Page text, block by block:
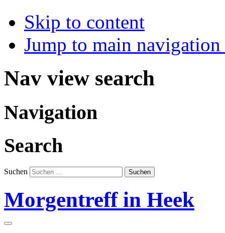
Skip to content
Jump to main
Nav view search
Navigation
Search
Suchen Suchen
Morgentreff in Heek